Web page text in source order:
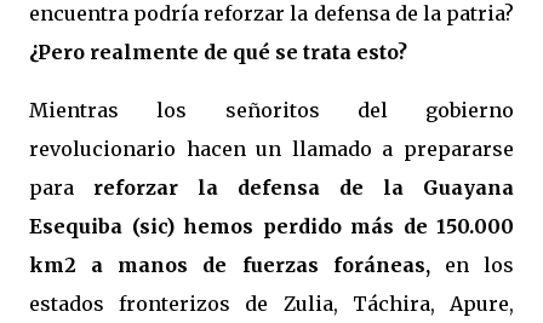
encuentra podría reforzar la defensa de la patria?
¿Pero realmente de qué se trata esto?
Mientras los señoritos del gobierno
revolucionario hacen un llamado a prepararse
para reforzar la defensa de la Guayana
Esequiba (sic) hemos perdido más de 150.000
km2 a manos de fuerzas foráneas,en los
estados fronterizos de Zulia, Táchira, Apure,